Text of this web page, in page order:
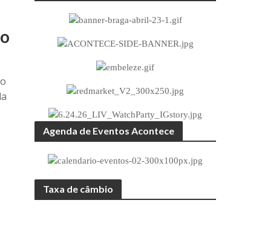
Agenda de Eventos Acontece
Taxa de câmbio